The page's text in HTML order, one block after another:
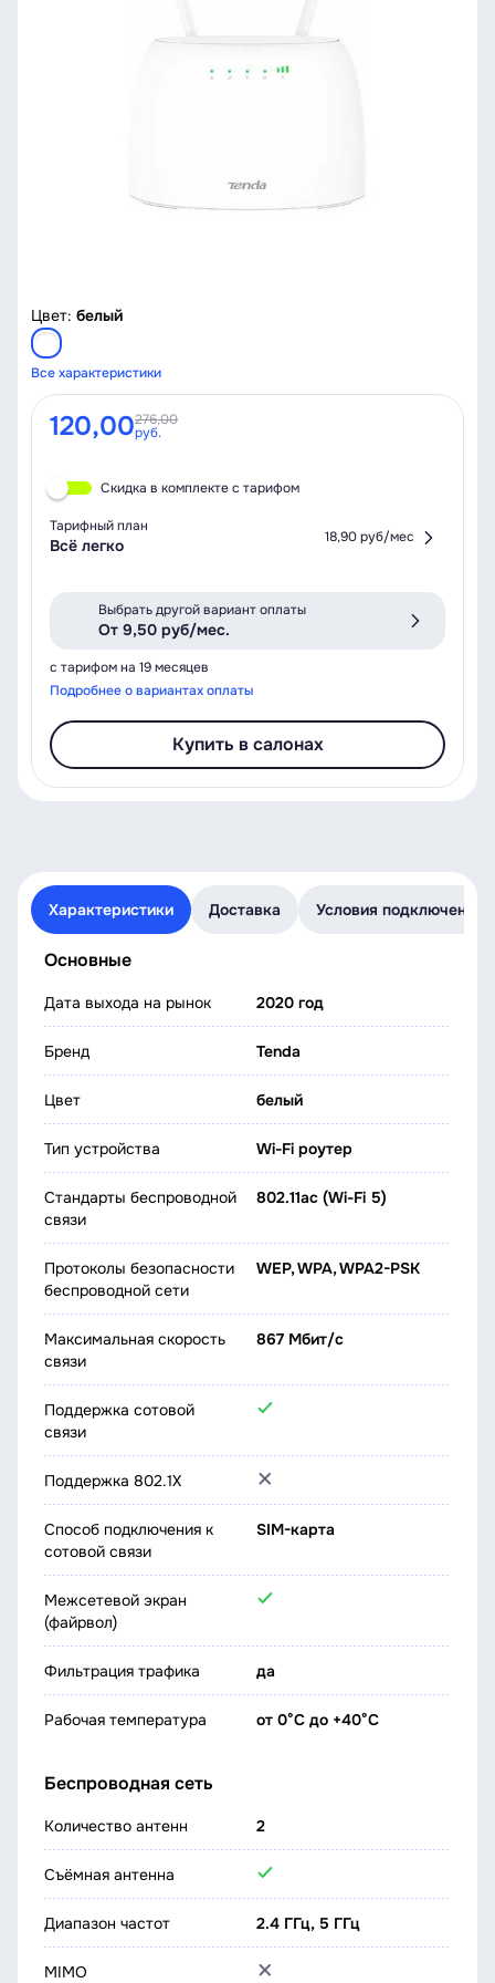
Цвет: белый
Все характеристики
120,00276,00
руб.
Скидка в комплекте с тарифом
Тарифный план
Всё легко 18,90 руб/мес
Выбрать другой вариант оплаты
От 9,50 руб/мес.
с тарифом на 19 месяцев
Подробнее о вариантах оплаты
Купить в салонах
Характеристики Доставка Условия подключения
Основные
Дата выхода на рынок 2020 год
Бренд Tenda
Цвет белый
Тип устройства Wi-Fi роутер
Стандарты беспроводной
связи
802.11ac (Wi-Fi 5)
Протоколы безопасности
беспроводной сети
WEP, WPA, WPA2-PSK
Максимальная скорость
связи
867 Мбит/с
Поддержка сотовой
связи
Поддержка 802.1X
Способ подключения к
сотовой связи
SIM-карта
Межсетевой экран
(файрвол)
Фильтрация трафика да
Рабочая температура от 0°C до +40°C
Беспроводная сеть
Количество антенн 2
Съёмная антенна
Диапазон частот 2.4 ГГц, 5 ГГц
MIMO